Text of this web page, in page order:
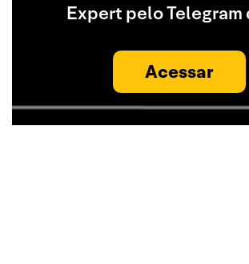
Expert pelo Telegram
Acessar